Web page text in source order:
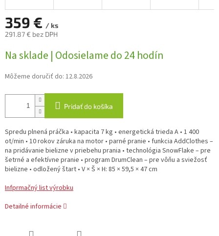
359 € / ks
291.87 € bez DPH
cena:
Na sklade | Odosielame do 24 hodín
Môžeme doručiť do: 12.8.2026
Pridať do košíka
Spredu plnená práčka • kapacita 7 kg • energetická trieda A • 1 400
ot/min • 10 rokov záruka na motor • parné pranie • funkcia AddClothes –
na pridávanie bielizne v priebehu prania • technológia SnowFlake – pre
šetrné a efektívne pranie • program DrumClean – pre vôňu a sviežosť
bielizne • odložený štart • V × Š × H: 85 × 59,5 × 47 cm
Infprmačný list výrobku
Detailné informácie